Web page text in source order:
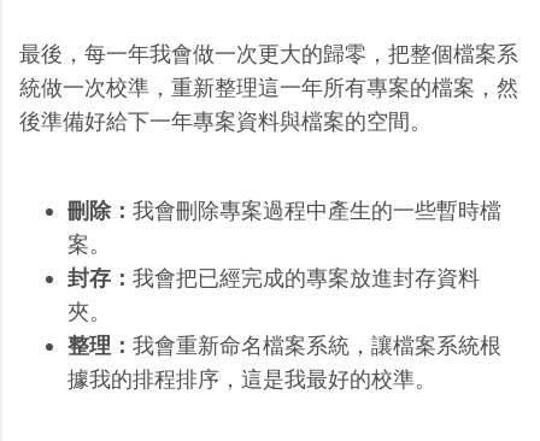
最後，每一年我會做一次更大的歸零，把整個檔案系
統做一次校準，重新整理這一年所有專案的檔案，然
後準備好給下一年專案資料與檔案的空間。
刪除： 我會刪除專案過程中產生的一些暫時檔
案。
封存： 我會把已經完成的專案放進封存資料
夾。
整理： 我會重新命名檔案系統，讓檔案系統根
據我的排程排序，這是我最好的校準。